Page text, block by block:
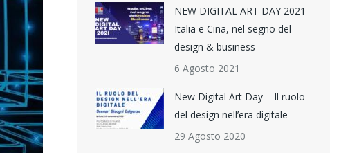
NEW DIGITAL ART DAY 2021
Italia e Cina, nel segno del
design & business
6 Agosto 2021
New Digital Art Day – Il ruolo
del design nell’era digitale
29 Agosto 2020